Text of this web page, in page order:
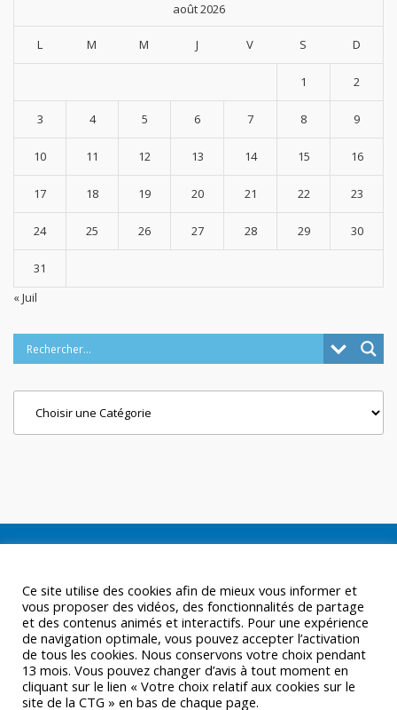
août 2026
L M M J V S D
1 2
3 4 5 6 7 8 9
10 11 12 13 14 15 16
17 18 19 20 21 22 23
24 25 26 27 28 29 30
31
« Juil
Ce site utilise des cookies afin de mieux vous informer et
vous proposer des vidéos, des fonctionnalités de partage
et des contenus animés et interactifs. Pour une expérience
de navigation optimale, vous pouvez accepter l’activation
de tous les cookies. Nous conservons votre choix pendant
13 mois. Vous pouvez changer d’avis à tout moment en
cliquant sur le lien « Votre choix relatif aux cookies sur le
site de la CTG » en bas de chaque page.